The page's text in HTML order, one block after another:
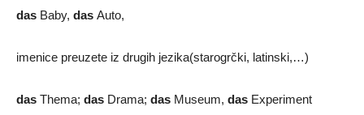
das Baby, das Auto,
imenice preuzete iz drugih jezika(starogrčki, latinski,…)
das Thema; das Drama; das Museum, das Experiment